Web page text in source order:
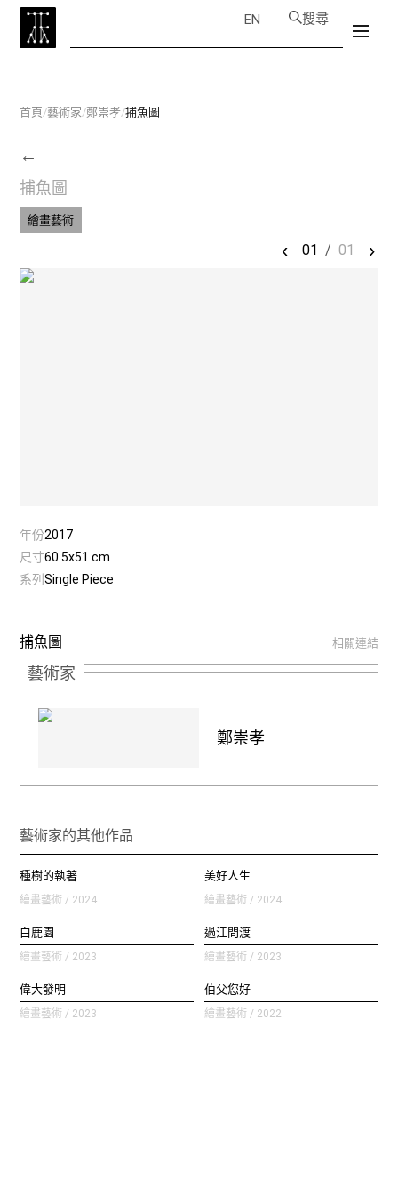
EN 搜尋
首頁/藝術家/鄭崇孝/捕魚圖
←
捕魚圖
繪畫藝術
‹ 01 / 01 ›
年份2017
尺寸60.5x51 cm
系列Single Piece
捕魚圖 相關連結
藝術家
鄭崇孝
藝術家的其他作品
種樹的執著
繪畫藝術 / 2024
美好人生
繪畫藝術 / 2024
白鹿園
繪畫藝術 / 2023
過江問渡
繪畫藝術 / 2023
偉大發明
繪畫藝術 / 2023
伯父您好
繪畫藝術 / 2022